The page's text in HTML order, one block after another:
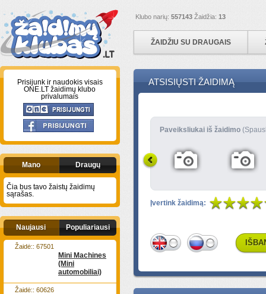
Klubo narių: 557143 Žaidžia: 13
ŽAIDŽIU SU DRAUGAIS
Prisijunk ir naudokis visais
ONE.LT žaidimų klubo
privalumais
Mano Draugų
Čia bus tavo žaistų žaidimų
sąrašas.
Naujausi Populiariausi
Mini Machines
(Mini
automobiliai)
Žaidė:: 67501
Žaidė:: 60626
ATSISIŲSTI ŽAIDIMĄ
Paveiksliukai iš žaidimo
Įvertink žaidimą: